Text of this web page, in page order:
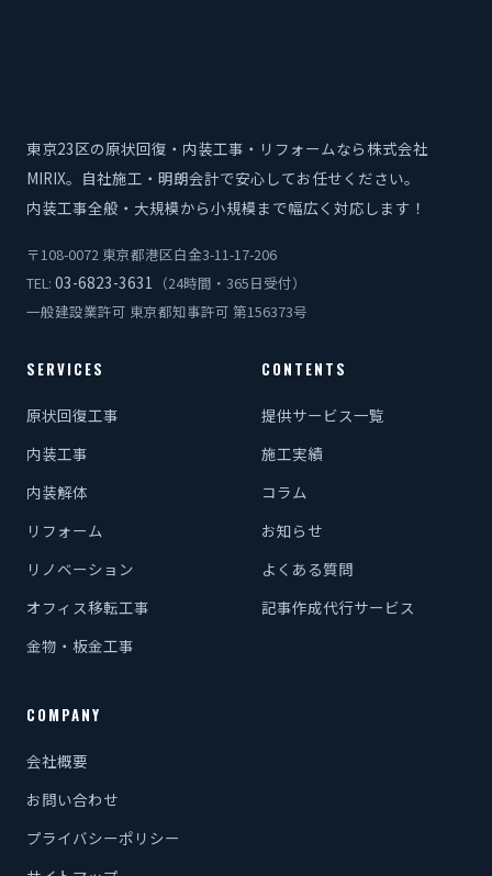
東京23区の原状回復・内装工事・リフォームなら株式会社
MIRIX。自社施工・明朗会計で安心してお任せください。
内装工事全般・大規模から小規模まで幅広く対応します！
〒108-0072 東京都港区白金3-11-17-206
TEL: 03-6823-3631 （24時間・365日受付）
一般建設業許可 東京都知事許可 第156373号
SERVICES
原状回復工事
内装工事
内装解体
リフォーム
リノベーション
オフィス移転工事
金物・板金工事
CONTENTS
提供サービス一覧
施工実績
コラム
お知らせ
よくある質問
記事作成代行サービス
COMPANY
会社概要
お問い合わせ
プライバシーポリシー